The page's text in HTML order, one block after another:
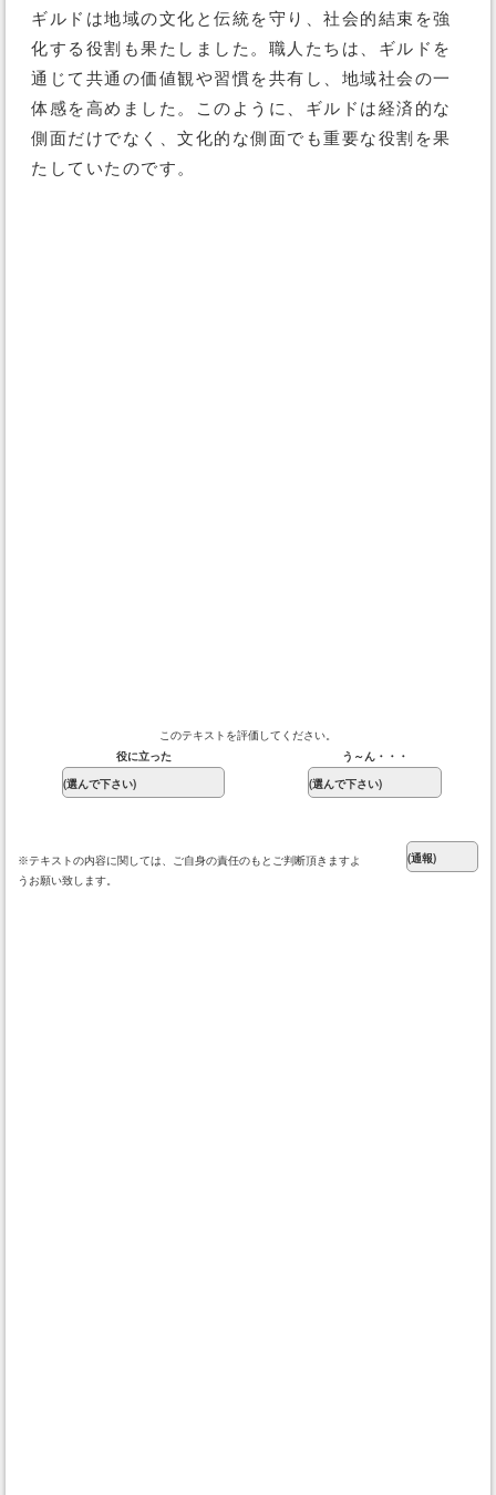
ギルドは地域の文化と伝統を守り、社会的結束を強
化する役割も果たしました。職人たちは、ギルドを
通じて共通の価値観や習慣を共有し、地域社会の一
体感を高めました。このように、ギルドは経済的な
側面だけでなく、文化的な側面でも重要な役割を果
たしていたのです。
このテキストを評価してください。
役に立った
う～ん・・・
※テキストの内容に関しては、ご自身の責任のもとご判断頂きますよ
うお願い致します。